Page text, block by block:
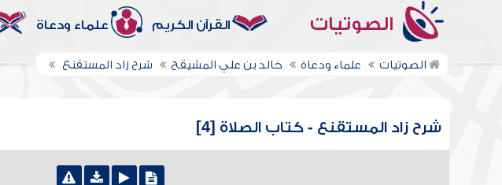
الصوتيات القرآن الكريم علماء ودعاة
الصوتيات علماء ودعاة خالد بن علي المشيقح شرح زاد المستقنع
شرح زاد المستقنع - كتاب الصلاة [4]